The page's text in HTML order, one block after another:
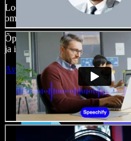
Loo voice-over’eid, kasuta
oma häält ja pane kokku
Õppimiskõver puudub, kõik
ja ideed kiiresti ellu viia.
Ava Studio